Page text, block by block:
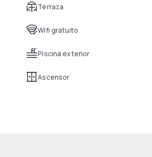
Terraza
Wifi gratuito
Piscina exterior
Ascensor